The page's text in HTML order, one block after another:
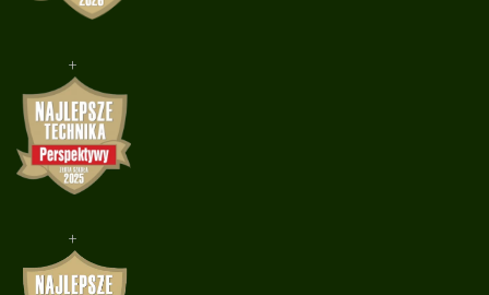
+
+